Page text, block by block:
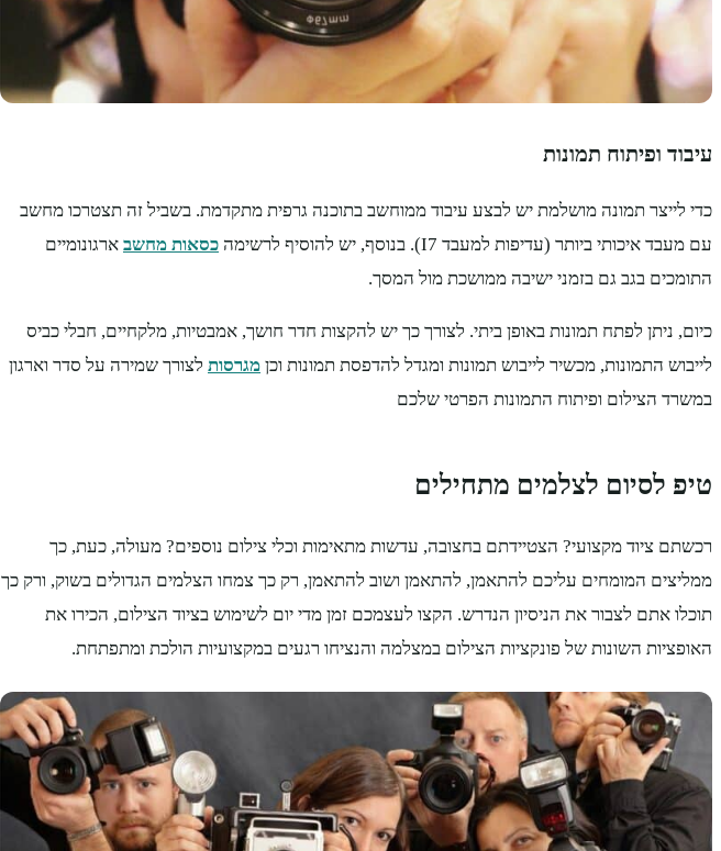
עיבוד ופיתוח תמונות
כדי לייצר תמונה מושלמת יש לבצע עיבוד ממוחשב בתוכנה גרפית מתקדמת. בשביל זה תצטרכו מחשב
עם מעבד איכותי ביותר (עדיפות למעבד I7). בנוסף, יש להוסיף לרשימה
כסאות מחשב ארגונומיים
התומכים בגב גם בזמני ישיבה ממושכת מול המסך.
כיום, ניתן לפתח תמונות באופן ביתי. לצורך כך יש להקצות חדר חושך, אמבטיות, מלקחיים, חבלי כביס
לייבוש התמונות, מכשיר לייבוש תמונות ומגדל להדפסת תמונות וכן מגרסות לצורך שמירה על סדר וארגון
במשרד הצילום ופיתוח התמונות הפרטי שלכם
טיפ לסיום לצלמים מתחילים
רכשתם ציוד מקצועי? הצטיידתם בחצובה, עדשות מתאימות וכלי צילום נוספים? מעולה, כעת, כך
ממליצים המומחים עליכם להתאמן, להתאמן ושוב להתאמן, רק כך צמחו הצלמים הגדולים בשוק, ורק כך
תוכלו אתם לצבור את הניסיון הנדרש. הקצו לעצמכם זמן מדי יום לשימוש בציוד הצילום, הכירו את
האופציות השונות של פונקציות הצילום במצלמה והנציחו רגעים במקצועיות הולכת ומתפתחת.